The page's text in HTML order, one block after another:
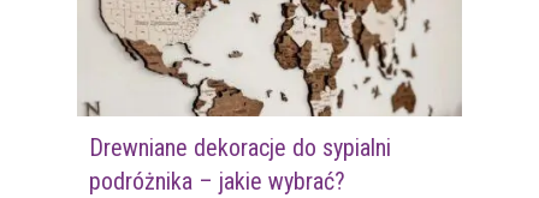
Drewniane dekoracje do sypialni
podróżnika – jakie wybrać?